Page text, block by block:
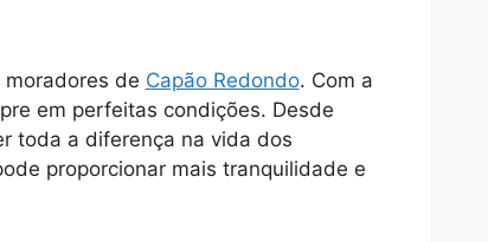
de Capão Redondo. Com a
em perfeitas condições. Desde
toda a diferença na vida dos
proporcionar mais tranquilidade e